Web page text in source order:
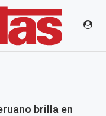
brilla en